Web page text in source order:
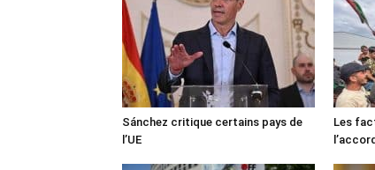
Sánchez critique certains pays de
l’UE
Les